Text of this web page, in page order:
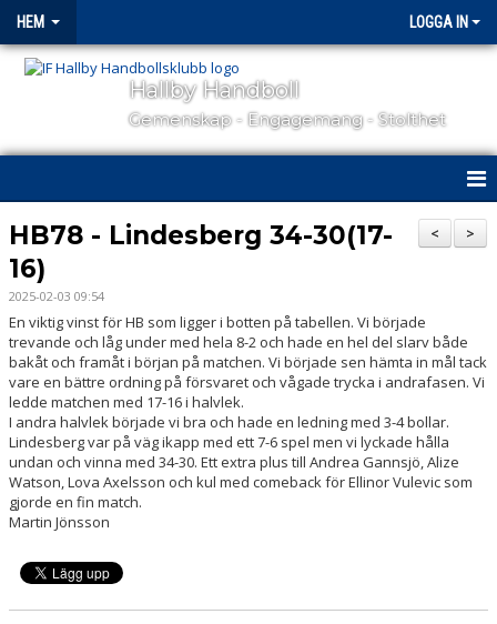
HEM LOGGA IN
Hallby Handboll
Gemenskap - Engagemang - Stolthet
HEM
HALLBY I SAMHÄLLET
GÅ PÅ MATCH
OM KLUBBEN
KONTAKT
SAMARBETSPARTNERS
NYHETER
KALENDER
HEMMAVINSTEN
>
<
HB78 - Lindesberg 34-30(17-
16)
2025-02-03 09:54
En viktig vinst för HB som ligger i botten på tabellen. Vi började
trevande och låg under med hela 8-2 och hade en hel del slarv både
bakåt och framåt i början på matchen. Vi började sen hämta in mål tack
vare en bättre ordning på försvaret och vågade trycka i andrafasen. Vi
ledde matchen med 17-16 i halvlek.
I andra halvlek började vi bra och hade en ledning med 3-4 bollar.
Lindesberg var på väg ikapp med ett 7-6 spel men vi lyckade hålla
undan och vinna med 34-30. Ett extra plus till Andrea Gannsjö, Alize
Watson, Lova Axelsson och kul med comeback för Ellinor Vulevic som
gjorde en fin match.
Martin Jönsson